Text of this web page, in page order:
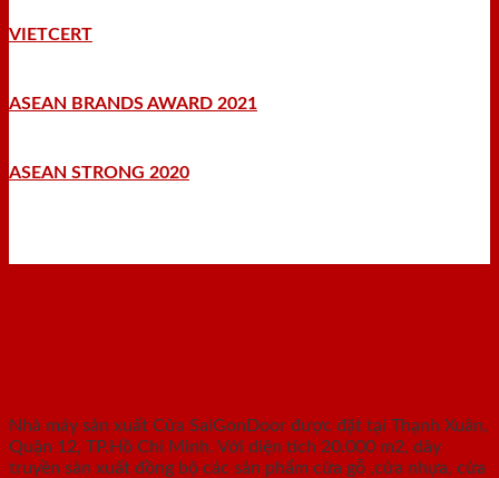
VIETCERT
ASEAN BRANDS AWARD 2021
ASEAN STRONG 2020
Nhà máy sản xuất Cửa SaiGonDoor được đặt tại Thạnh Xuân,
Quận 12, TP.Hồ Chí Minh. Với diện tích 20.000 m2, dây
truyền sản xuất đồng bộ các sản phẩm cửa gỗ ,cửa nhựa, cửa